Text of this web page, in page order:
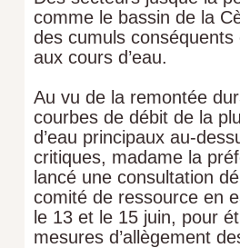
comme le bassin de la
des cumuls
aux cours d’eau.
Au vu de la remontée
courbes de débit de la
d’eau principaux au-
critiques, madame la
lancé une consultation
comité de ressource en
le 13 et le 15 juin, pour
mesures d’allègement